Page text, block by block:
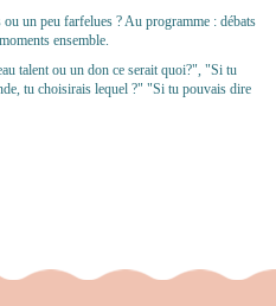
un peu farfelues ? Au programme : débats
ensemble.
talent ou un don ce serait quoi?", "Si tu
tu choisirais lequel ?" "Si tu pouvais dire